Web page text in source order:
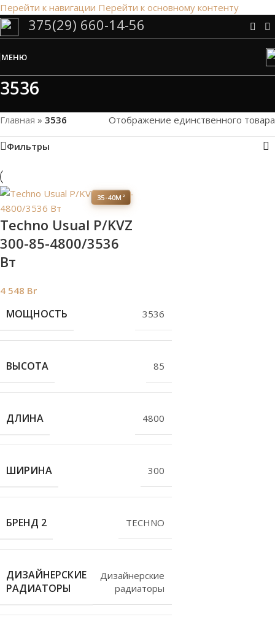
Перейти к навигации Перейти к основному контенту
Сэкономим Ваше время на подбор
Рассчитаем мощность | Предложим от 3х вариантов | В
наличии и под заказ
375(29) 660-14-56
МЕНЮ
3536
Главная » 3536 Отображение единственного товара
Фильтры
35-40М²
Techno Usual P/KVZ
300-85-4800/3536
Вт
4 548 Br
МОЩНОСТЬ 3536
ВЫСОТА 85
ДЛИНА 4800
ШИРИНА 300
БРЕНД 2 TECHNO
ДИЗАЙНЕРСКИЕ
РАДИАТОРЫ
Дизайнерские
радиаторы